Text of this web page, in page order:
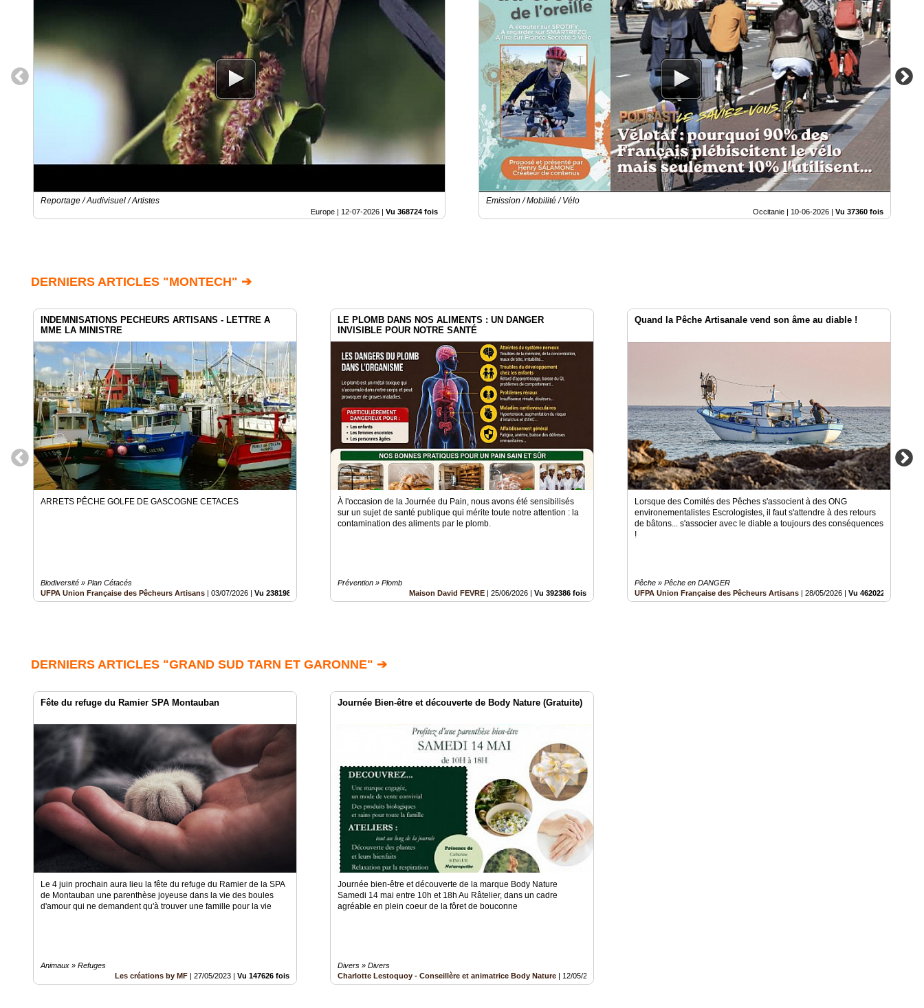
Reportage / Audivisuel / Artistes
Europe | 12-07-2026 Vu 368724 fois
Emission / Mobilité / Vélo
Occitanie | 10-06-2026 Vu 37360 fois
DERNIERS ARTICLES "MONTECH" ➔
INDEMNISATIONS PECHEURS ARTISANS - LETTRE A
MME LA MINISTRE
ARRETS PÊCHE GOLFE DE GASCOGNE CETACES
Biodiversité » Plan Cétacés
UFPA Union Française des Pêcheurs Artisans
03/07/2026 Vu 238198 fois
LE PLOMB DANS NOS ALIMENTS : UN DANGER
INVISIBLE POUR NOTRE SANTÉ
À l'occasion de la Journée du Pain, nous avons été sensibilisés
sur un sujet de santé publique qui mérite toute notre attention : la
contamination des aliments par le plomb.
Prévention » Plomb
Maison David FEVRE
25/06/2026 Vu 392386 fois
Quand la Pêche Artisanale vend son âme au diable !
Lorsque des Comités des Pêches s'associent à des ONG
environementalistes Escrologistes, il faut s'attendre à des retours
de bâtons... s'associer avec le diable a toujours des conséquences
!
Pêche » Pêche en DANGER
UFPA Union Française des Pêcheurs Artisans
28/05/2026 Vu 462022 fois
DERNIERS ARTICLES "GRAND SUD TARN ET GARONNE" ➔
Fête du refuge du Ramier SPA Montauban
Le 4 juin prochain aura lieu la fête du refuge du Ramier de la SPA
de Montauban une parenthèse joyeuse dans la vie des boules
d'amour qui ne demandent qu'à trouver une famille pour la vie
Animaux » Refuges
Les créations by MF
27/05/2023 Vu 147626 fois
Journée Bien-être et découverte de Body Nature (Gratuite)
Journée bien-être et découverte de la marque Body Nature
Samedi 14 mai entre 10h et 18h Au Râtelier, dans un cadre
agréable en plein coeur de la fôret de bouconne
Divers » Divers
Charlotte Lestoquoy - Conseillère et animatrice Body Nature
12/05/2022